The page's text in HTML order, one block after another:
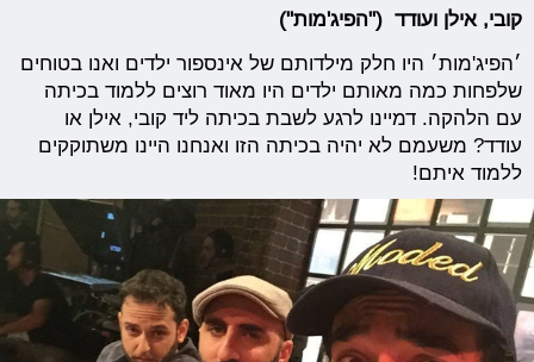
קובי, אילן ועודד ("הפיג'מות")
׳הפיג'מות׳ היו חלק מילדותם של אינספור ילדים ואנו בטוחים
שלפחות כמה מאותם ילדים היו מאוד רוצים ללמוד בכיתה
עם הלהקה. דמיינו לרגע לשבת בכיתה ליד קובי, אילן או
עודד? משעמם לא יהיה בכיתה הזו ואנחנו היינו משתוקקים
ללמוד איתם!